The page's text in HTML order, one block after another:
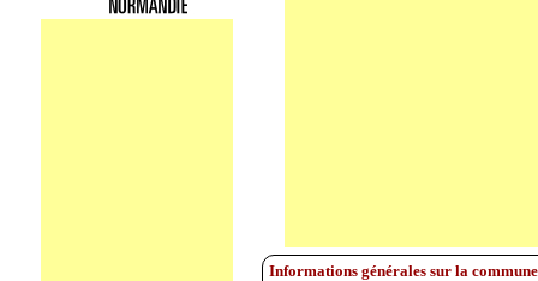
Informations générales sur la